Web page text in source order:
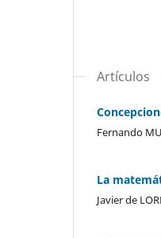
Artículos
Fernando
La
Javier de